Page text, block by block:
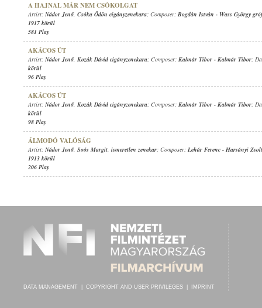
A HAJNAL MÁR NEM CSÓKOLGAT
Artist: Nádor Jenő, Csóka Ödön cigányzenekara; Composer: Bogdán István - Wass György gróf
1917 körül
581 Play
AKÁCOS ÚT
Artist: Nádor Jenő, Kozák Dávid cigányzenekara; Composer: Kalmár Tibor - Kalmár Tibor;
körül
96 Play
AKÁCOS ÚT
Artist: Nádor Jenő, Kozák Dávid cigányzenekara; Composer: Kalmár Tibor - Kalmár Tibor;
körül
98 Play
ÁLMODÓ VALÓSÁG
Artist: Nádor Jenő, Soós Margit, ismeretlen zenekar; Composer: Lehár Ferenc - Harsányi Zsolt
1913 körül
206 Play
DATA MANAGEMENT COPYRIGHT AND USER PRIVILEGES IMPRINT